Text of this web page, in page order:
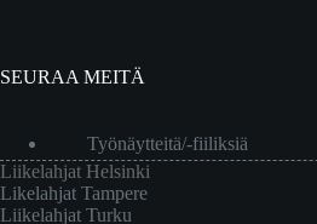
SEURAA MEITÄ
Työnäytteitä/-fiiliksiä
Liikelahjat Helsinki
Likelahjat Tampere
Liikelahjat Turku